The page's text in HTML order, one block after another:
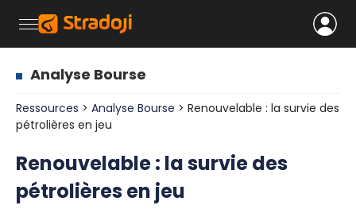
Analyse Bourse
Ressources > Analyse Bourse > Renouvelable : la survie des
pétrolières en jeu
Renouvelable : la survie des
pétrolières en jeu